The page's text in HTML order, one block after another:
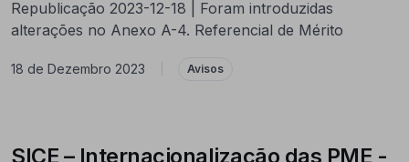
Republicação 2023-12-18 | Foram introduzidas
alterações no Anexo A-4. Referencial de Mérito
18 de Dezembro 2023 Avisos
SICE – Internacionalização das PME -